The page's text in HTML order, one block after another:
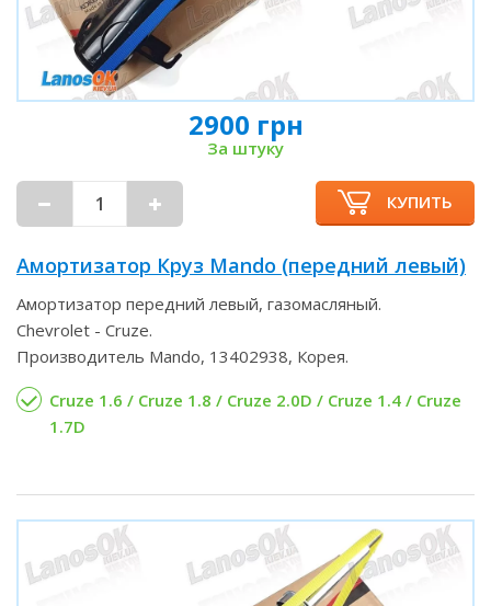
2900 грн
За штуку
КУПИТЬ
Амортизатор Круз Mando (передний левый)
Амортизатор передний левый, газомасляный.
Chevrolet - Cruze.
Производитель Mando, 13402938, Корея.
Cruze 1.6 / Cruze 1.8 / Cruze 2.0D / Cruze 1.4 / Cruze
1.7D